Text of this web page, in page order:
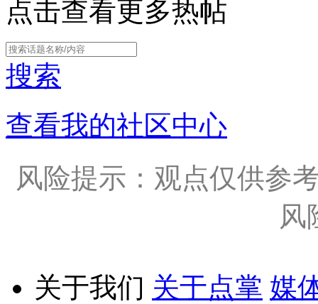
点击查看更多热帖
搜索
查看我的社区中心
风险提示：观点仅供参
风
关于我们 关于点掌 媒